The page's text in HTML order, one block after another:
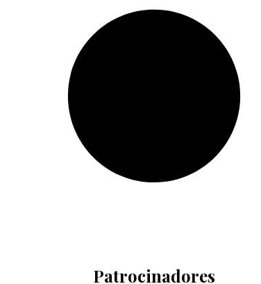
Patrocinadores